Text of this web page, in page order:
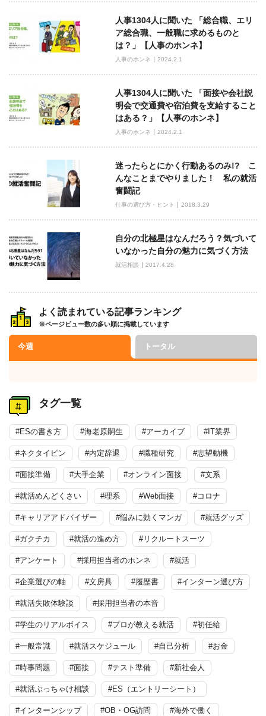
ゲ
ョ
人事1304人に聞いた 「総合職、エリ
ア総合職、一般職に求めるものと
は？」【人事のホンネ】
人事のホンネ 2024.2.1
人事1304人に聞いた 「面接や会社説
明会で交通費や宿泊費を支給すること
はある？」【人事のホンネ】
人事のホンネ 2024.2.1
迷ったらとにかく行動あるのみ!? こ
んなことまでやりました！ 私の就活
奮闘記
仕事の選び方・ヒント 2018.3.29
自分の北極星はなんだろう？気づいて
いなかった自分の魅力に気づく方法
就活相談 2017.4.28
よく読まれている記事ランキング
※ページビュー数の多い順に掲載しています
今週 トータル
タグ一覧
#ESの書き方 #海老原嗣生 #アーカイブ #IT業界
#ネクタイピン #内定辞退 #職種研究 #志望動機
#面接準備 #大手企業 #オンライン面接 #文系
#就活めんどくさい #理系 #Web面接 #コロナ
#キャリアアドバイザー #悩みに効くマンガ #就活グッズ
#ガクチカ #就活の進め方 #リクルートスーツ
#アンケート #採用担当者のホンネ #就活
#企業選びの軸 #文房具 #履歴書 #インターン選び方
#就活失敗体験談 #採用担当者の本音
#学生のリアルボイス #プロが教える就活 #初任給
#一般常識 #就活スケジュール #自己分析 #お金
#時事問題 #面接 #テスト準備 #新社会人
#就活ぶっちゃけ相談 #ES（エントリーシート）
#インターンシップ #OB・OG訪問 #海外で働く